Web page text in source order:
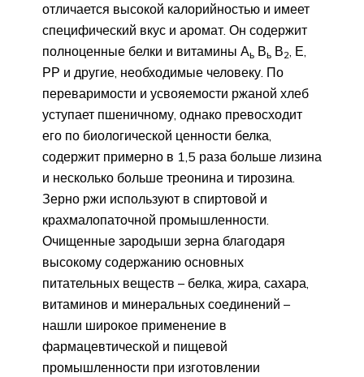
отличается высокой калорийностью и имеет
специфический вкус и аромат. Он содержит
полноценные белки и витамины Аь Вь В2, Е,
РР и другие, необходимые человеку. По
переваримости и усвояемости ржаной хлеб
уступает пшеничному, однако превосходит
его по биологической ценности белка,
содержит примерно в 1,5 раза больше лизина
и несколько больше треонина и тирозина.
Зерно ржи используют в спиртовой и
крахмалопаточной промышленности.
Очищенные зародыши зерна благодаря
высокому содержанию основных
питательных веществ – белка, жира, сахара,
витаминов и минеральных соединений –
нашли широкое применение в
фармацевтической и пищевой
промышленности при изготовлении